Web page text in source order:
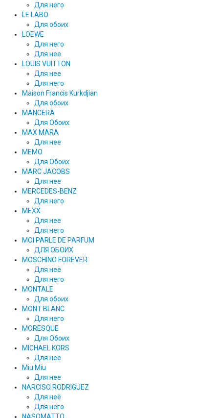
Для него
LE LABO
Для обоих
LOEWE
Для него
Для нее
LOUIS VUITTON
Для нее
Для него
Maison Francis Kurkdjian
Для обоих
MANCERA
Для Обоих
MAX MARA
Для нее
MEMO
Для Обоих
MARC JACOBS
Для нее
MERCEDES-BENZ
Для него
MEXX
Для нее
Для него
MOI PARLE DE PARFUM
ДЛЯ ОБОИХ
MOSCHINO FOREVER
Для неё
Для него
MONTALE
Для обоих
MONT BLANC
Для него
MORESQUE
Для Обоих
MICHAEL KORS
Для нее
Miu Miu
Для нее
NARCISO RODRIGUEZ
Для неё
Для него